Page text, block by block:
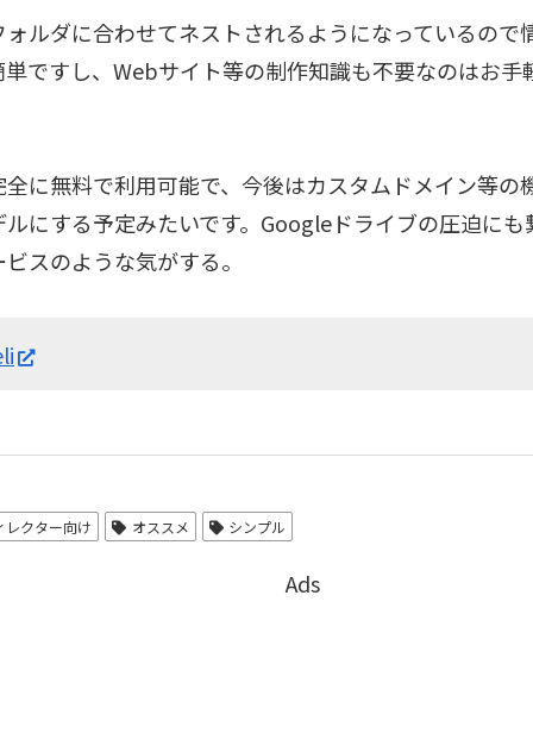
ルダに合わせてネストされるようになっているので
ですし、Webサイト等の制作知識も不要なのはお手
に無料で利用可能で、今後はカスタムドメイン等の
にする予定みたいです。Googleドライブの圧迫にも
スのような気がする。
レクター向け オススメ シンプル
Ads